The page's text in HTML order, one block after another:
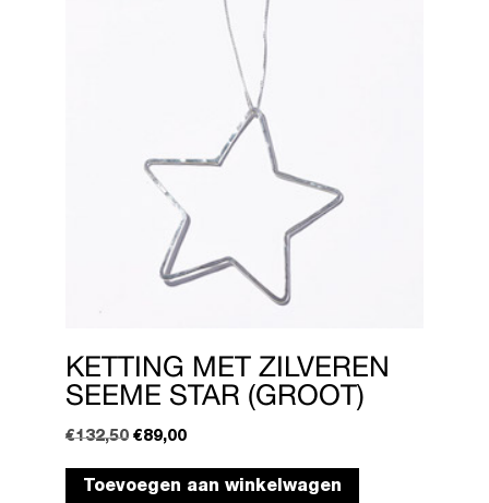
KETTING MET ZILVEREN
SEEME STAR (GROOT)
€132,50 Oorspronkelijke
was:
€89,00Huidige
is:
Toevoegen aan winkelwagen